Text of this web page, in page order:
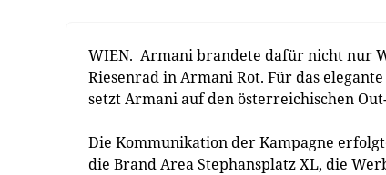
WIEN. Armani brandete dafür nicht nur
Riesenrad in Armani Rot. Für das
setzt Armani auf den österreichischen
Die Kommunikation der Kampagne
die Brand Area Stephansplatz XL, die